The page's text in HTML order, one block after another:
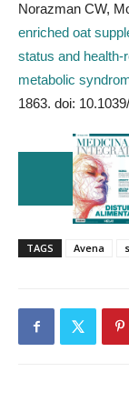
Norazman CW,
enriched oat
status and health-
metabolic
1863. doi:
TAGS Avena